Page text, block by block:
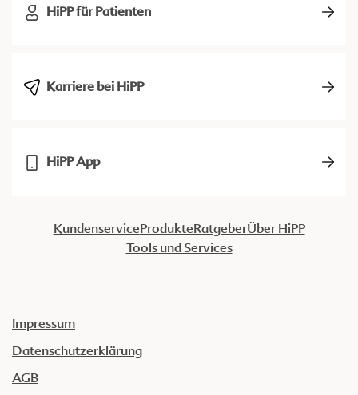
HiPP für Patienten
Karriere bei HiPP
HiPP App
KundenserviceProdukteRatgeberÜber HiPP
Tools und Services
Impressum
Datenschutzerklärung
AGB